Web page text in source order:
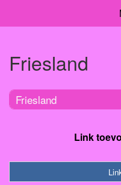
Friesland
Friesland
Link